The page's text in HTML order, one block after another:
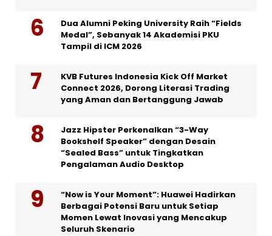
Dua Alumni Peking University Raih “Fields
Medal”, Sebanyak 14 Akademisi PKU
Tampil di ICM 2026
KVB Futures Indonesia Kick Off Market
Connect 2026, Dorong Literasi Trading
yang Aman dan Bertanggung Jawab
Jazz Hipster Perkenalkan “3-Way
Bookshelf Speaker” dengan Desain
“Sealed Bass” untuk Tingkatkan
Pengalaman Audio Desktop
“Now is Your Moment”: Huawei Hadirkan
Berbagai Potensi Baru untuk Setiap
Momen Lewat Inovasi yang Mencakup
Seluruh Skenario